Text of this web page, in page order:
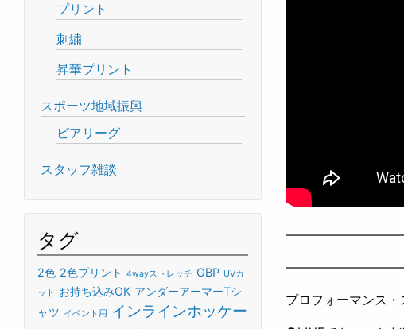
プロフォーマンス・
プリント
刺繍
昇華プリント
スポーツ地域振興
ビアリーグ
スタッフ雑談
タグ
2色 2色プリント 4wayストレッチ GBP UVカ
ット
お持ち込みOK アンダーアーマーTシ
ャツ イベント用 インラインホッケー